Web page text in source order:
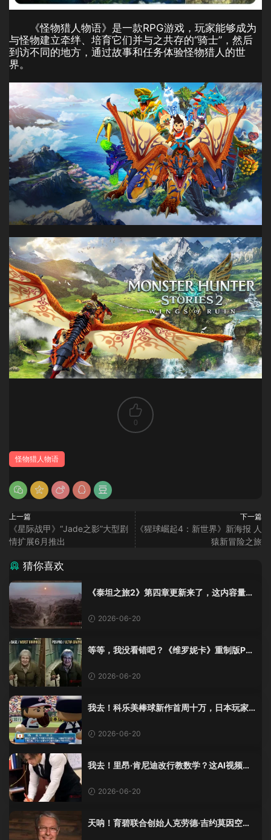
《怪物猎人物语》是一款RPG游戏，玩家能够成为
与怪物建立牵绊、培育它们并与之共存的“骑士”，然后
到访不同的地方，通过故事和任务体验怪物猎人的世
界。
0
怪物猎人物语
上一篇
《星际战甲》“Jade之影”大型剧
情扩展6月推出
下一篇
《猩球崛起4：新世界》新海报 人
猿新冒险之旅
猜你喜欢
《泰坦之旅2》第四章更新来了，这内容量感
2026-06-20
等等，我没看错吧？《维罗妮卡》重制版PS
2026-06-20
我去！科乐美棒球新作首周十万，日本玩家
2026-06-20
我去！里昂·肯尼迪改行教数学？这AI视频全
2026-06-20
天呐！育碧联合创始人克劳德·吉约莫因空难